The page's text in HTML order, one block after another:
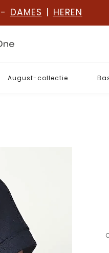
DAMES | HEREN
August-collectie